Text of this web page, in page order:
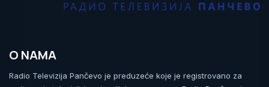
O NAMA
Radio Televizija Pančevo je preduzeće koje je registrovano za